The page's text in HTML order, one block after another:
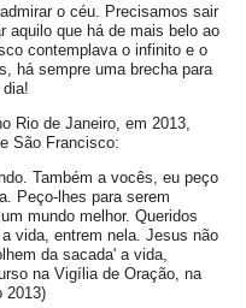
o céu. Precisamos sair
aquilo que há de mais belo ao
contemplava o infinito e o
há sempre uma brecha para
Rio de Janeiro, em 2013,
São Francisco:
Também a vocês, eu peço
Peço-lhes para serem
mundo melhor. Queridos
vida, entrem nela. Jesus não
da sacada' a vida,
na Vigília de Oração, na
2013)